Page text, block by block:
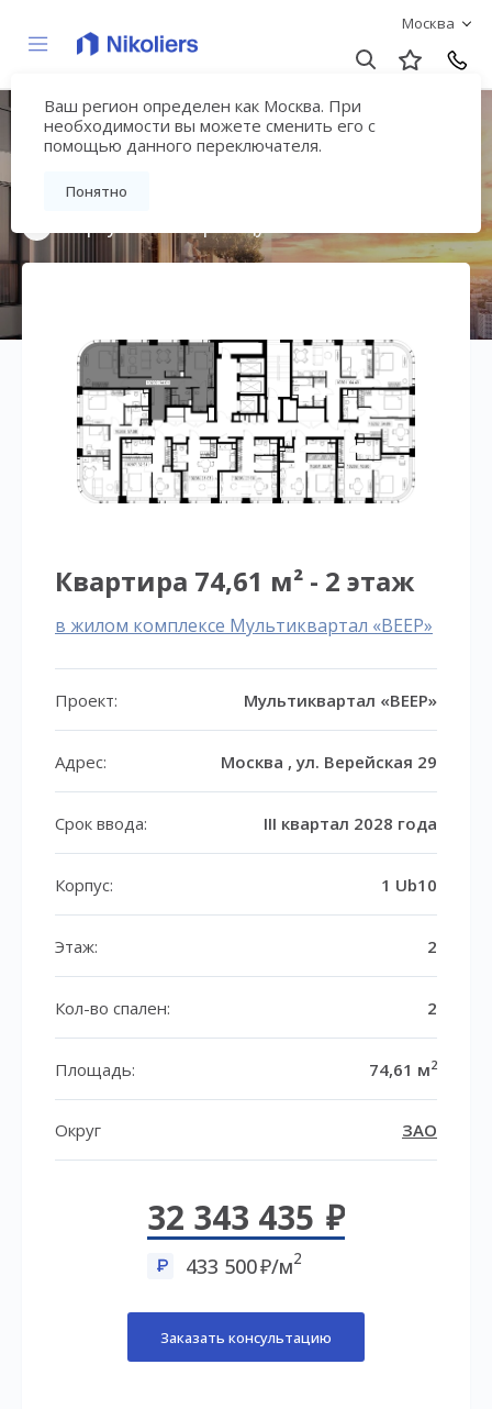
Москва
Ваш регион определен как Москва. При
необходимости вы можете сменить его с
помощью данного переключателя.
Понятно
Мультиквартал
«ВЕЕР»
Квартира 74,61 м² - 2 этаж
в жилом комплексе Мультиквартал «ВЕЕР»
Проект: Мультиквартал «ВЕЕР»
Адрес: Москва , ул. Верейская 29
Срок ввода: III квартал 2028 года
Корпус: 1 Ub10
Этаж: 2
Кол-во спален: 2
Площадь: 74,61 м2
Округ ЗАО
32 343 435
433 500 /м2
Заказать консультацию